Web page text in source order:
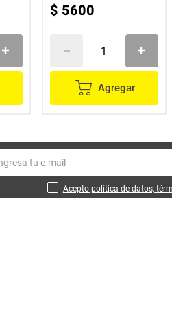
$ 5600
Agregar
Acepto política de datos,